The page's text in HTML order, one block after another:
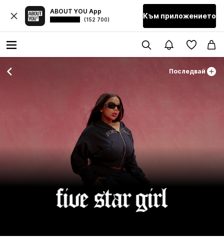
ABOUT YOU App
(152 700) Към приложението
Последвай